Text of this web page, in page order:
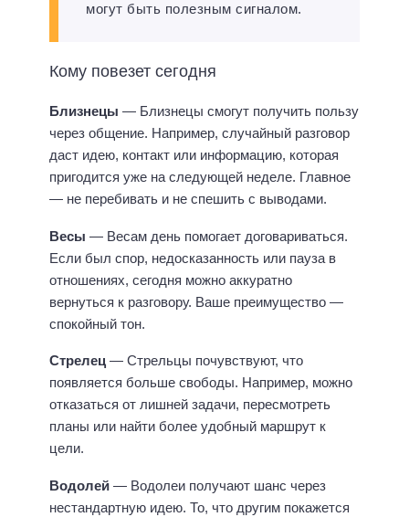
могут быть полезным сигналом.
Кому повезет сегодня
Близнецы — Близнецы смогут получить пользу
через общение. Например, случайный разговор
даст идею, контакт или информацию, которая
пригодится уже на следующей неделе. Главное
— не перебивать и не спешить с выводами.
Весы — Весам день помогает договариваться.
Если был спор, недосказанность или пауза в
отношениях, сегодня можно аккуратно
вернуться к разговору. Ваше преимущество —
спокойный тон.
Стрелец — Стрельцы почувствуют, что
появляется больше свободы. Например, можно
отказаться от лишней задачи, пересмотреть
планы или найти более удобный маршрут к
цели.
Водолей — Водолеи получают шанс через
нестандартную идею. То, что другим покажется